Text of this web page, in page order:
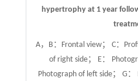
hypertrophy at 1 year
A，B：Frontal view； C：
of right side； E：
Photograph of left side； G：